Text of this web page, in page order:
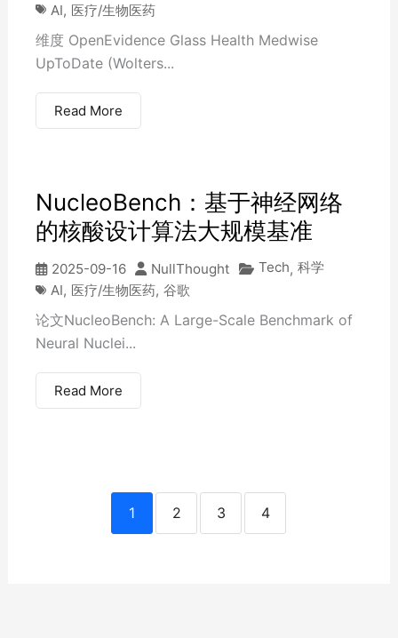
AI, 医疗/生物医药
维度 OpenEvidence Glass Health Medwise
UpToDate (Wolters...
Read More
NucleoBench：基于神经网络
的核酸设计算法大规模基准
2025-09-16 NullThought Tech, 科学
AI, 医疗/生物医药, 谷歌
论文NucleoBench: A Large-Scale Benchmark of
Neural Nuclei...
Read More
1 2 3 4